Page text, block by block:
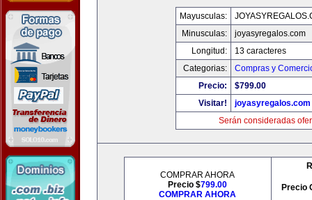
Mayusculas:
Minusculas:
joyasyregalos.com
Longitud:
13 caracteres
Categorias:
Compras y
Precio:
$799.00
Visitar!
joyasyregalos.com
Serán consideradas
COMPRAR AHORA
Precio $799.00
COMPRAR AHORA
Precio